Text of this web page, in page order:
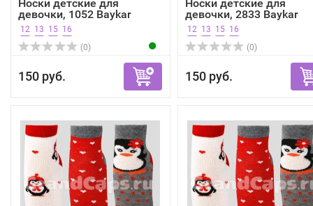
Носки детские для
девочки, 1052 Baykar
12 13 15 16
(0)
150 руб.
Носки детские для
девочки, 2833 Baykar
12 13 15 16
(0)
150 руб.